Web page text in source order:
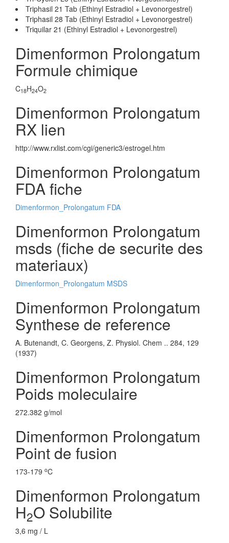
Triphasil 21 Tab (Ethinyl Estradiol + Levonorgestrel)
Triphasil 28 Tab (Ethinyl Estradiol + Levonorgestrel)
Triquilar 21 (Ethinyl Estradiol + Levonorgestrel)
Dimenformon Prolongatum
Formule chimique
C18H24O2
Dimenformon Prolongatum
RX lien
http://www.rxlist.com/cgi/generic3/estrogel.htm
Dimenformon Prolongatum
FDA fiche
Dimenformon_Prolongatum FDA
Dimenformon Prolongatum
msds (fiche de securite des
materiaux)
Dimenformon_Prolongatum MSDS
Dimenformon Prolongatum
Synthese de reference
A. Butenandt, C. Georgens, Z. Physiol. Chem .. 284, 129
(1937)
Dimenformon Prolongatum
Poids moleculaire
272.382 g/mol
Dimenformon Prolongatum
Point de fusion
173-179 oC
Dimenformon Prolongatum
H2O Solubilite
3,6 mg / L